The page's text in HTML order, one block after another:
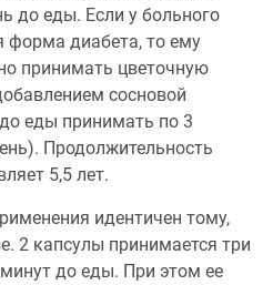
до еды. Если у больного
форма диабета, то ему
принимать цветочную
сосновой
еды принимать по 3
Продолжительность
5,5 лет.
идентичен тому,
2 капсулы принимается три
до еды. При этом ее